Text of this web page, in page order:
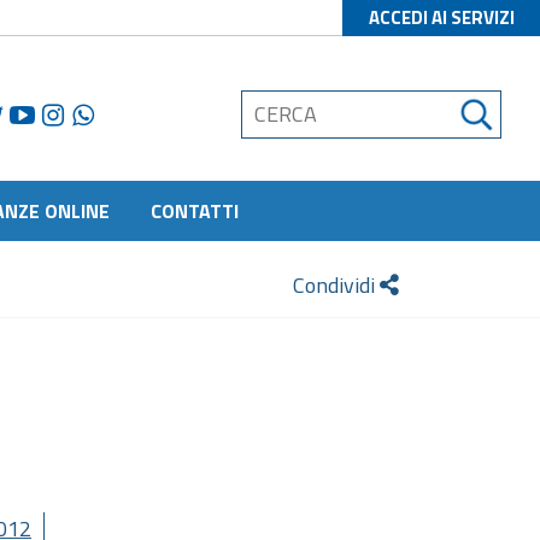
ACCEDI AI SERVIZI
ONLINE CONTATTI
Condividi